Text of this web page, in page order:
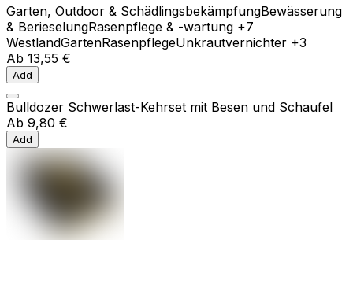
Garten, Outdoor & SchädlingsbekämpfungBewässerung
& BerieselungRasenpflege & -wartung +7
WestlandGartenRasenpflegeUnkrautvernichter +3
Ab 13,55 €
Add
Bulldozer Schwerlast-Kehrset mit Besen und Schaufel
Ab 9,80 €
Add